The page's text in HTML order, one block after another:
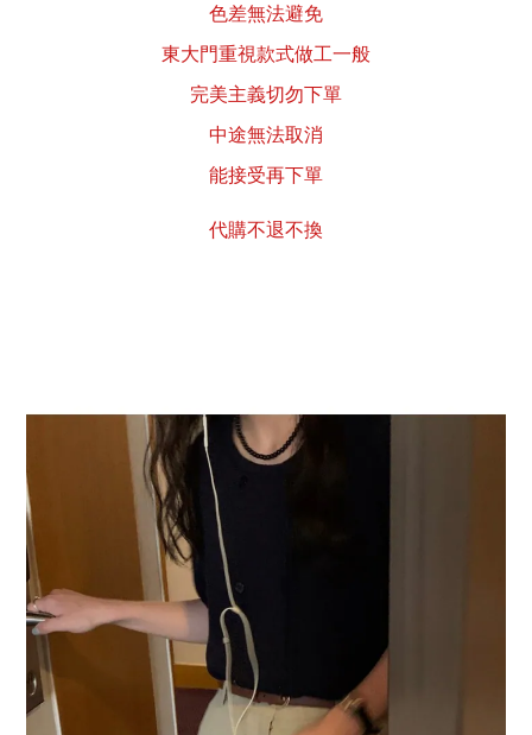
色差無法避免
東大門重視款式做工一般
完美主義切勿下單
中途無法取消
能接受再下單
代購不退不換